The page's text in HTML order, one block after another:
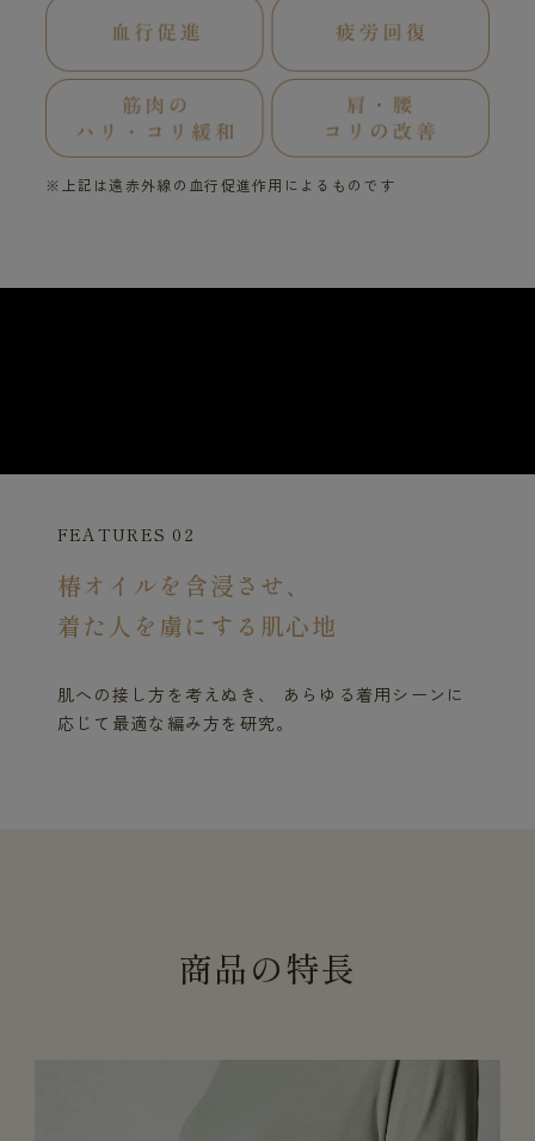
※上記は遠赤外線の血行促進作用によるものです
FEATURES 02
椿オイルを含浸させ、
着た人を虜にする肌心地
肌への接し方を考えぬき、 あらゆる着用シーンに
応じて最適な編み方を研究。
商品の特長